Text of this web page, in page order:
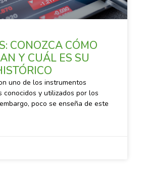
CONOZCA CÓMO
Y CUÁL ES SU
uno de los instrumentos
conocidos y utilizados por los
poco se enseña de este